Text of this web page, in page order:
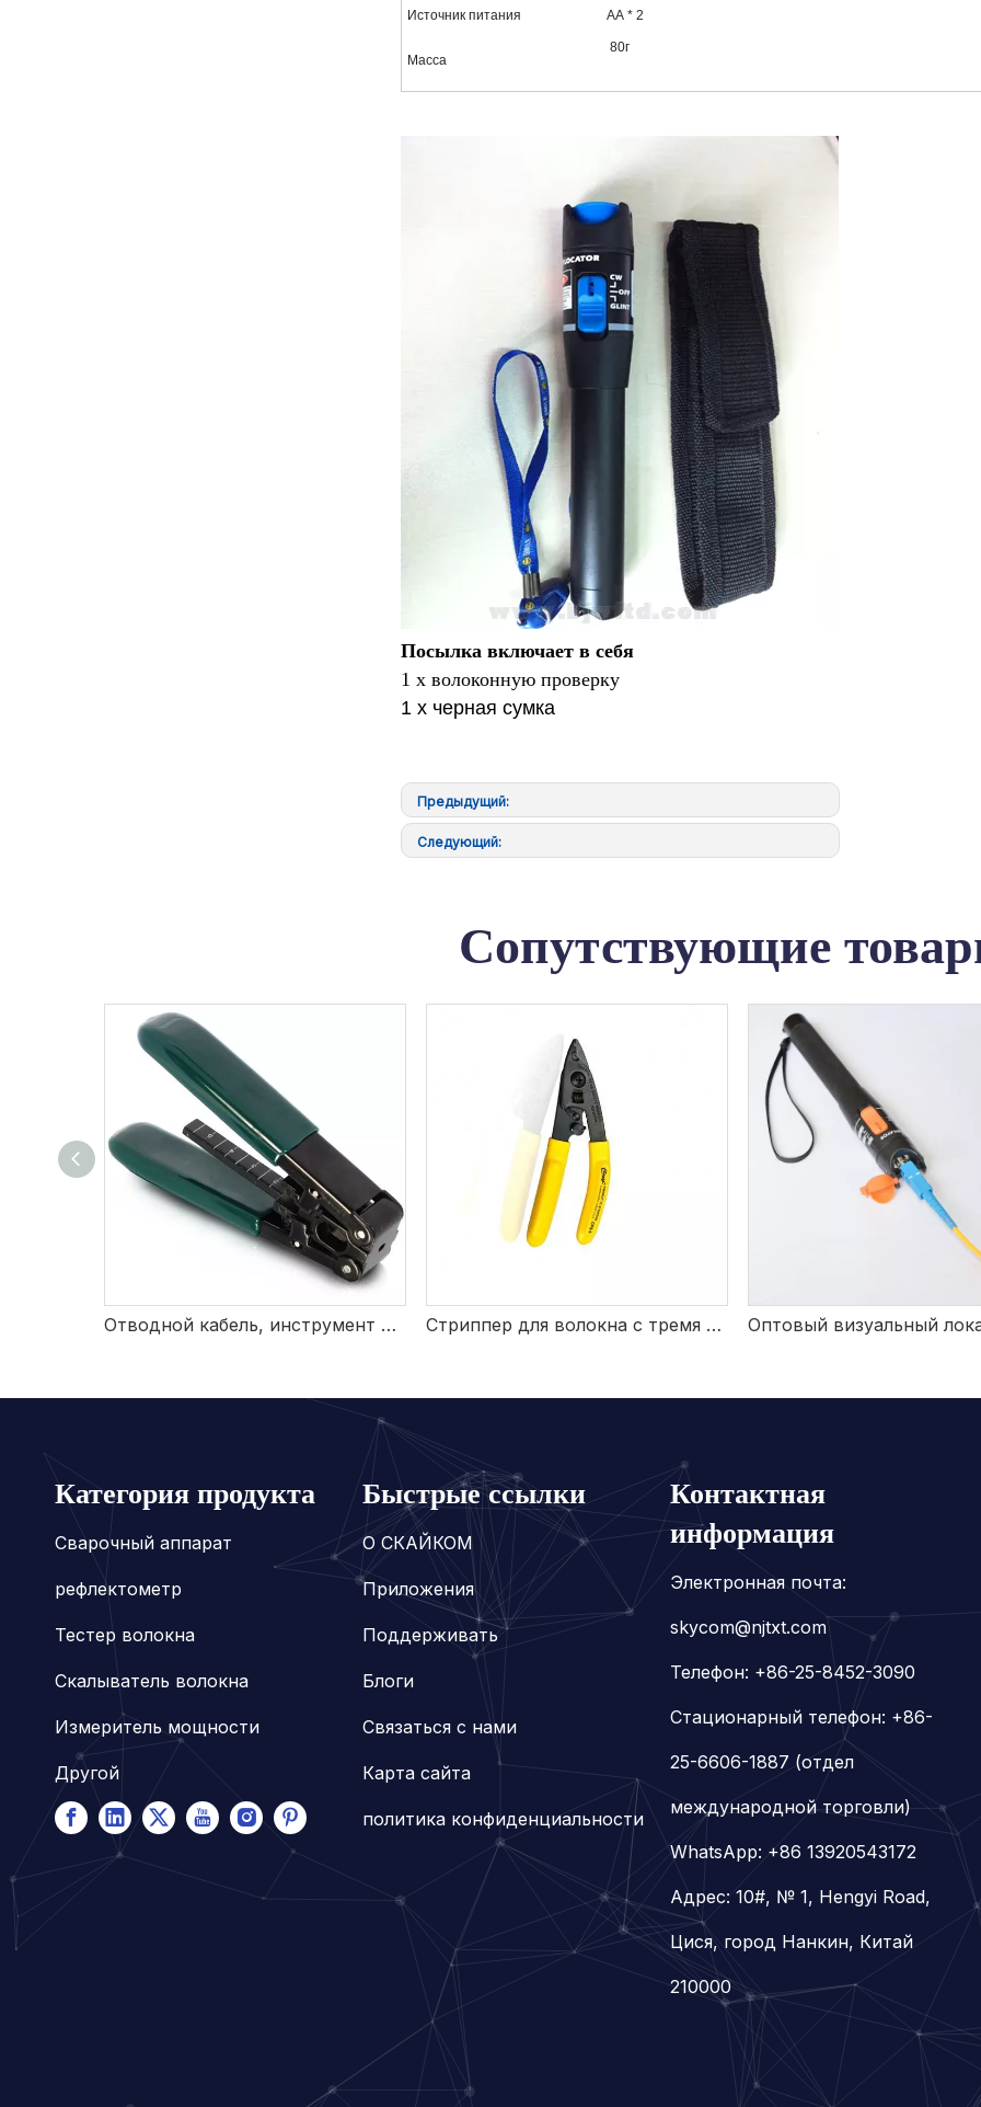
Источник питания АА * 2
Масса
80г
Посылка включает в себя
1 х волоконную проверку
1 х черная сумка
Предыдущий:
Следующий:
Сопутствующие
Отводной кабель, инструмент для зачистки проводов Стриппер для волокна с тремя отверстиями
Категория продукта
Сварочный аппарат
рефлектометр
Тестер волокна
Скалыватель волокна
Измеритель мощности
Другой
Быстрые ссылки
О СКАЙКОМ
Приложения
Поддерживать
Блоги
Связаться с нами
Карта сайта
политика конфиденциальности
Контактная
информация
Электронная почта:
skycom@njtxt.com
Телефон: +86-25-8452-3090
Стационарный телефон: +86-
25-6606-1887 (отдел
международной торговли)
WhatsApp: +86 13920543172
Адрес: 10#, № 1, Hengyi Road,
Цися, город Нанкин, Китай
210000